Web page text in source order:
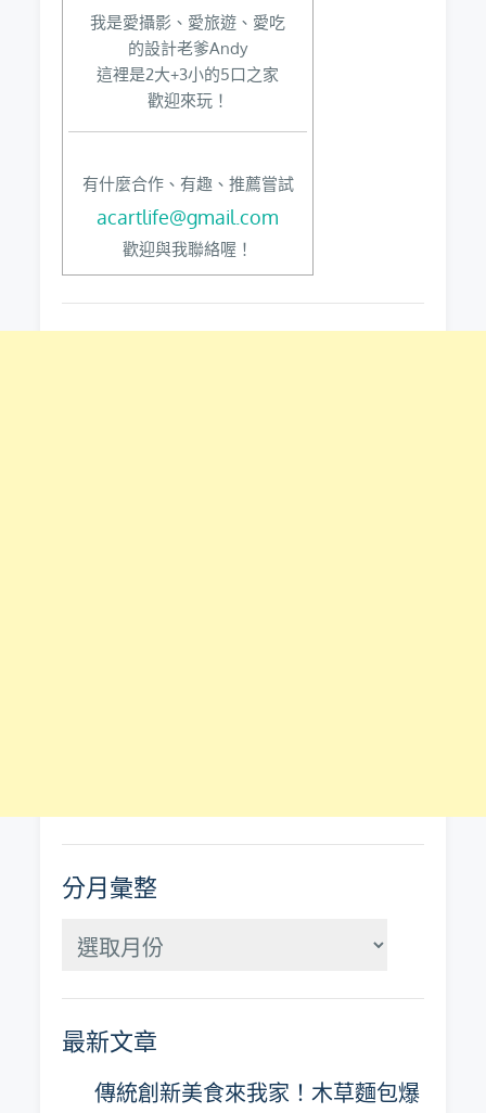
我是愛攝影、愛旅遊、愛吃
的設計老爹Andy
這裡是2大+3小的5口之家
歡迎來玩！
有什麼合作、有趣、推薦嘗試
acartlife@gmail.com
歡迎與我聯絡喔！
分月彙整
分
整
最新文章
傳統創新美食來我家！木草麵包爆